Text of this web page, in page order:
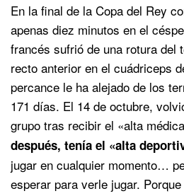
En la final de la Copa del Rey
apenas diez minutos en el
francés sufrió de una rotura del
recto anterior en el cuádriceps
percance le ha alejado de los
171 días. El 14 de octubre,
grupo tras recibir el «alta
después, tenía el «alta
jugar en cualquier momento…
esperar para verle jugar.